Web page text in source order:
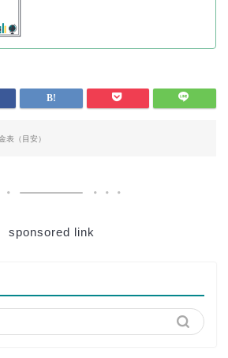
表（目安）
sponsored link